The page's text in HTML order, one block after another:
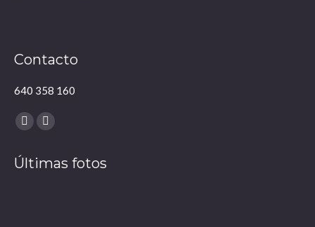
Contacto
640 358 160
Encuéntranos en:
Facebook
opens
Instagram
opens
Últimas fotos